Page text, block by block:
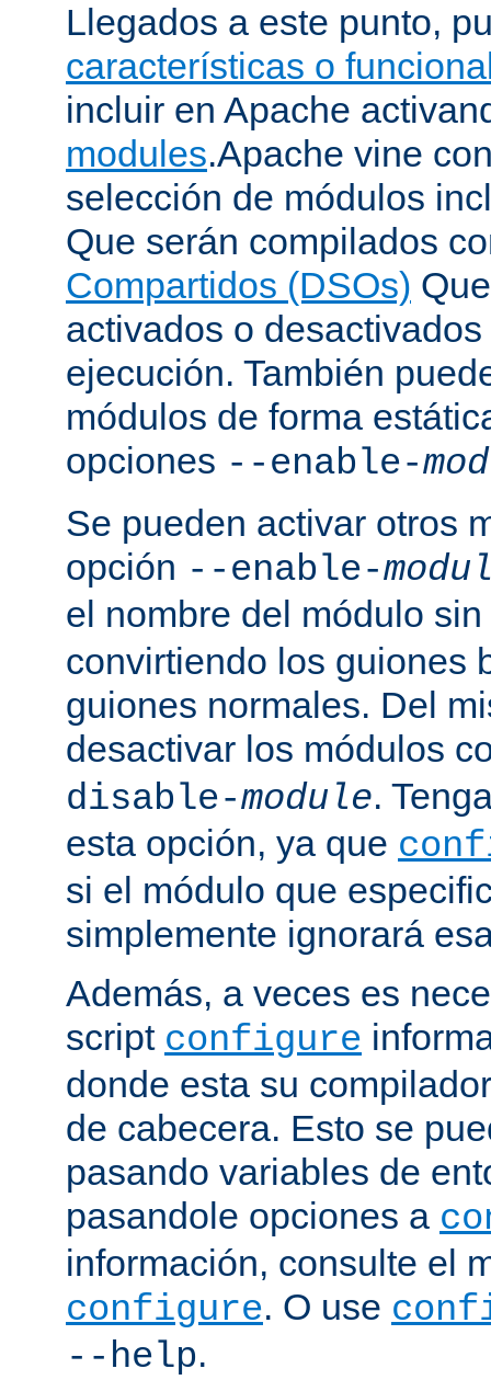
Llegados a este punto,
características o
incluir en Apache
modules.Apache vine
selección de módulos
Que serán compilados
Compartidos (DSOs)
activados o
ejecución. También
módulos de forma
opciones --enable-
Se pueden activar otros
opción --enable-
el nombre del módulo
convirtiendo los guiones
guiones normales. Del
desactivar los módulos
disable-module.
esta opción, ya que
si el módulo que
simplemente ignorará
Además, a veces es
script configure
donde esta su
de cabecera. Esto se
pasando variables de
pasandole opciones a
información, consulte el
configure. O use
--help.